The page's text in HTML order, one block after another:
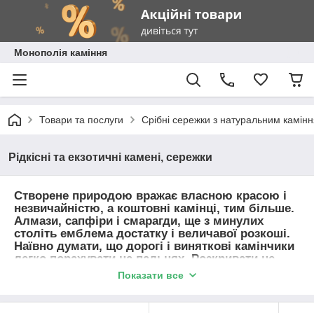
Монополія каміння
Товари та послуги Срібні сережки з натуральним
Рідкісні та екзотичні камені, сережки
Створене природою вражає власною красою і
незвичайністю, а коштовні камінці, тим більше.
Алмази, сапфіри і смарагди, ще з минулих
століть емблема достатку і величавої розкоші.
Наївно думати, що дорогі і виняткові камінчики
легко порахувати на пальцях. Розкривати не
будемо, рекомендуємо екзотичні і просто
Показати все